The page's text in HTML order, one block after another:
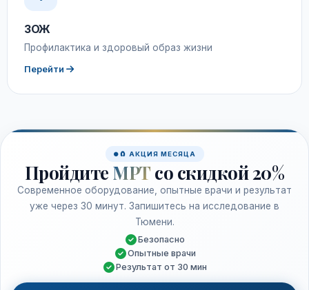
ЗОЖ
Профилактика и здоровый образ жизни
Перейти
🧲 АКЦИЯ МЕСЯЦА
Пройдите МРТ со скидкой 20%
Современное оборудование, опытные врачи и результат
уже через 30 минут. Запишитесь на исследование в
Тюмени.
Безопасно
Опытные врачи
Результат от 30 мин